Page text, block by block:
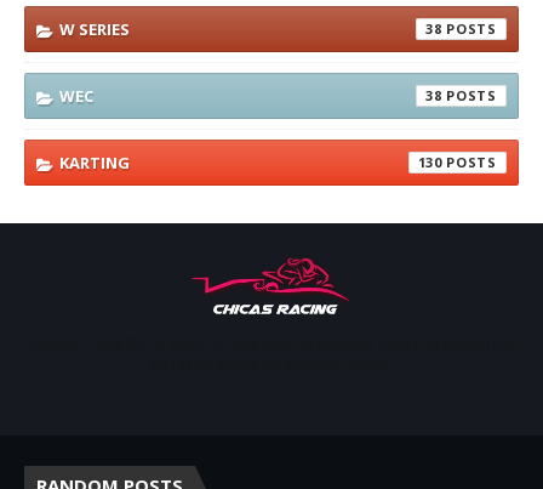
W SERIES 38
WEC 38
KARTING 130